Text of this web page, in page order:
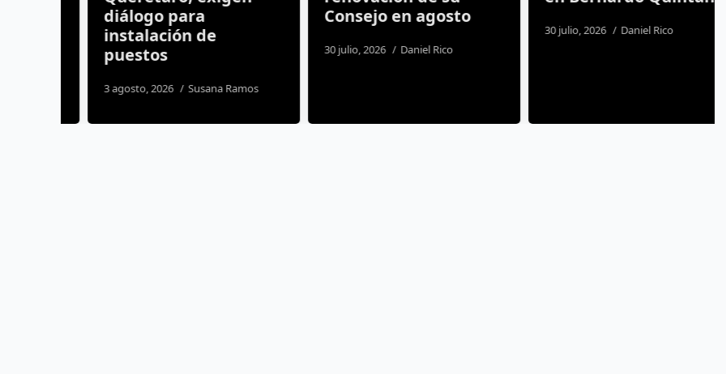
diálogo para
instalación de
puestos
3 agosto, 2026 Susana Ramos
Consejo en agosto
30 julio, 2026 Daniel Rico
30 julio, 2026 Daniel Rico